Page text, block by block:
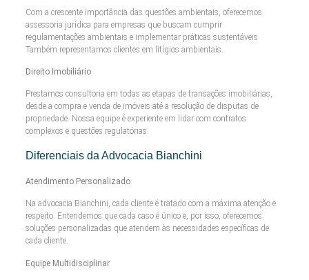
Com a crescente importância das questões ambientais, oferecemos
assessoria jurídica para empresas que buscam cumprir
regulamentações ambientais e implementar práticas sustentáveis.
Também representamos clientes em litígios ambientais.
Direito Imobiliário
Prestamos consultoria em todas as etapas de transações imobiliárias,
desde a compra e venda de imóveis até a resolução de disputas de
propriedade. Nossa equipe é experiente em lidar com contratos
complexos e questões regulatórias.
Diferenciais da Advocacia Bianchini
Atendimento Personalizado
Na advocacia Bianchini, cada cliente é tratado com a máxima atenção e
respeito. Entendemos que cada caso é único e, por isso, oferecemos
soluções personalizadas que atendem às necessidades específicas de
cada cliente.
Equipe Multidisciplinar